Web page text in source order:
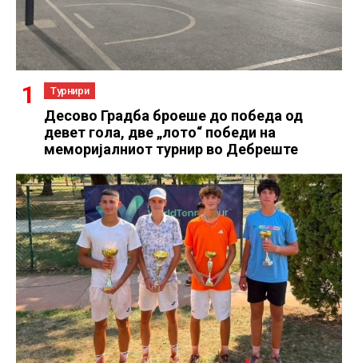
Турнири
Десово Градба броеше до победа од
девет гола, две „лото“ победи на
меморијалниот турнир во Дебреште